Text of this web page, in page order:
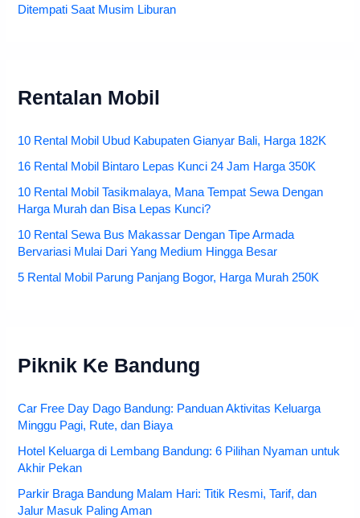
Ditempati Saat Musim Liburan
Rentalan Mobil
10 Rental Mobil Ubud Kabupaten Gianyar Bali, Harga 182K
16 Rental Mobil Bintaro Lepas Kunci 24 Jam Harga 350K
10 Rental Mobil Tasikmalaya, Mana Tempat Sewa Dengan
Harga Murah dan Bisa Lepas Kunci?
10 Rental Sewa Bus Makassar Dengan Tipe Armada
Bervariasi Mulai Dari Yang Medium Hingga Besar
5 Rental Mobil Parung Panjang Bogor, Harga Murah 250K
Piknik Ke Bandung
Car Free Day Dago Bandung: Panduan Aktivitas Keluarga
Minggu Pagi, Rute, dan Biaya
Hotel Keluarga di Lembang Bandung: 6 Pilihan Nyaman untuk
Akhir Pekan
Parkir Braga Bandung Malam Hari: Titik Resmi, Tarif, dan
Jalur Masuk Paling Aman